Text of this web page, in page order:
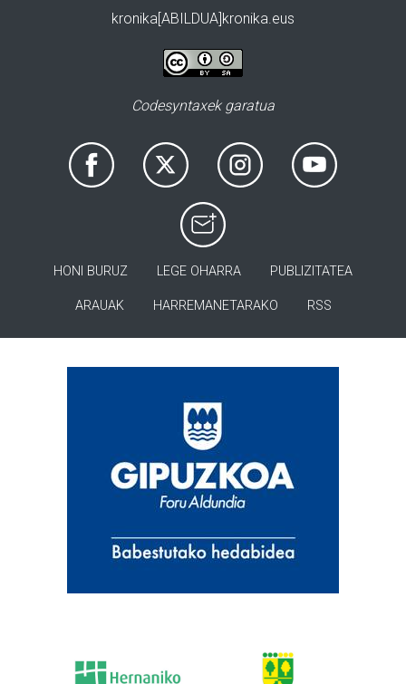
kronika[ABILDUA]kronika.eus
Codesyntaxek garatua
HONI BURUZ LEGE OHARRA PUBLIZITATEA
ARAUAK HARREMANETARAKO RSS